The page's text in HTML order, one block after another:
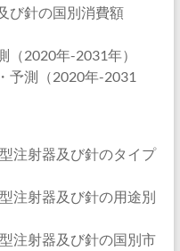
び針の国別消費額
（2020年-2031年）
予測（2020年-2031
注射器及び針のタイプ
注射器及び針の用途別
注射器及び針の国別市